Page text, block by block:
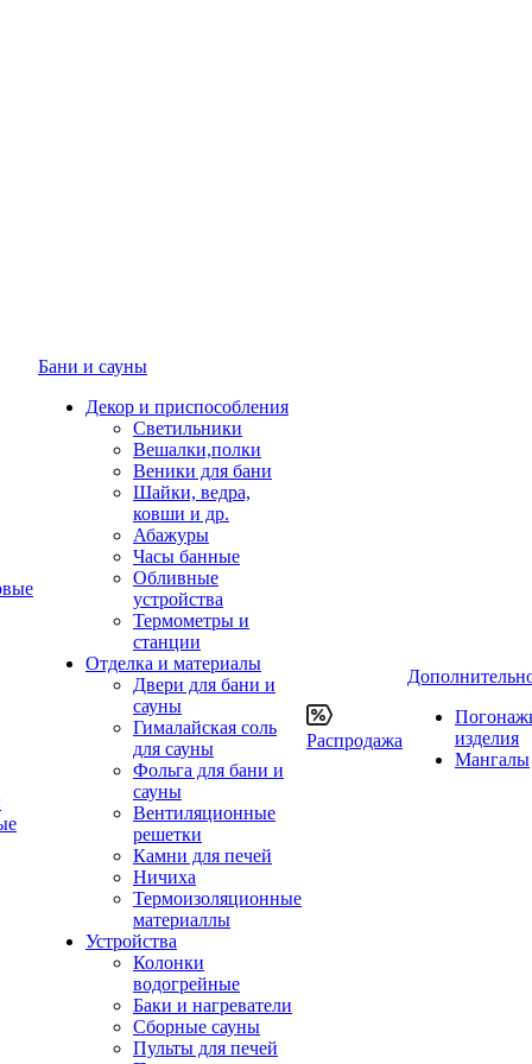
Бани и сауны
Декор и приспособления
Светильники
Вешалки,полки
Веники для бани
Шайки, ведра,
ковши и др.
Абажуры
Часы банные
Обливные
устройства
Термометры и
станции
Отделка и материалы
Двери для бани и
сауны
Гималайская соль
для сауны
Фольга для бани и
сауны
Вентиляционные
решетки
Камни для печей
Ничиха
Термоизоляционные
материаллы
Устройства
Колонки
водогрейные
Баки и нагреватели
Сборные сауны
Пульты для печей
Распродажа
изделия
Мангалы